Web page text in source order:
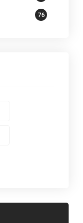
76